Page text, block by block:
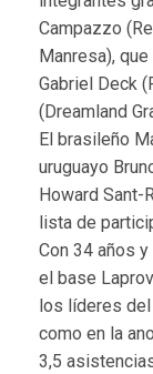
Campazzo
Manresa),
Gabriel Deck
(Dreamland
El brasileño
uruguayo
Howard Sant-
lista de
Con 34 años
el base
los líderes
como en la
3,5